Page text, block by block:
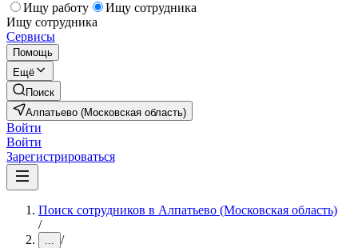
Ищу работу
Ищу сотрудника
Ищу сотрудника
Сервисы
Помощь
Ещё
Поиск
Алпатьево (Московская область)
Войти
Войти
Зарегистрироваться
Поиск сотрудников в Алпатьево (Московская область)
/
... /